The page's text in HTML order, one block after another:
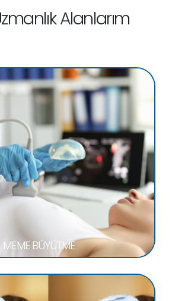
Alanlarım
MEME BÜYÜTME